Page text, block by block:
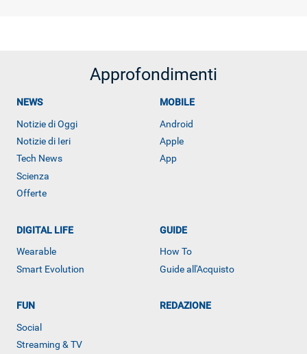
ALTRO
Approfondimenti
NEWS
Notizie di Oggi
Notizie di Ieri
Tech News
Scienza
Offerte
MOBILE
Android
Apple
App
DIGITAL LIFE
Wearable
Smart Evolution
GUIDE
How To
Guide all'Acquisto
FUN
Social
Streaming & TV
REDAZIONE